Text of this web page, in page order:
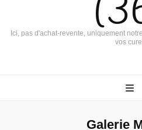
Ici, pas d'achat-revente, uniquement
vos
Galerie